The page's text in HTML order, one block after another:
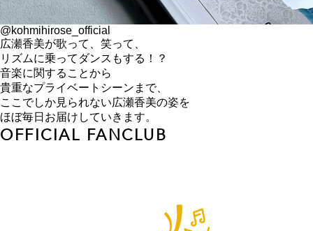
@kohmihirose_official
広瀬香美が歌って、笑って、
リズムに乗ってダンスもする！？
音楽に関することから
貴重なプライベートシーンまで、
ここでしか見られない広瀬香美の姿を
ほぼ毎日お届けしていきます。
OFFICIAL FANCLUB